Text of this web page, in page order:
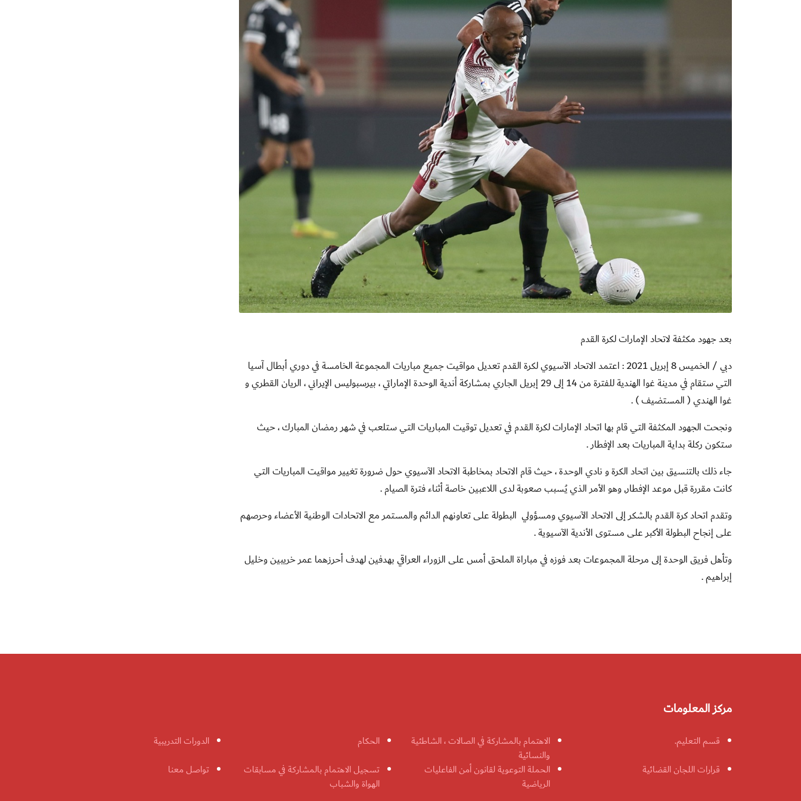
بعد جهود مكثفة لاتحاد الإمارات لكرة القدم
دبي / الخميس 8 إبريل 2021 :
اعتمد الاتحاد الآسيوي لكرة القدم تعديل مواقيت جميع مباريات المجموعة الخامسة في دوري أبطال آسيا
التي ستقام في مدينة غوا الهندية للفترة من 14 إلى 29 إبريل الجاري بمشاركة أندية الوحدة الإماراتي ، بيرسبوليس الإيراني ، الريان القطري و
غوا الهندي ( المستضيف ).
ونجحت الجهود المكثفة التي قام بها اتحاد الإمارات لكرة القدم في تعديل توقيت المباريات التي ستلعب في شهر رمضان المبارك ، حيث
ستكون ركلة بداية المباريات بعد الإفطار.
جاء ذلك بالتنسيق بين اتحاد الكرة و نادي الوحدة ، حيث قام الاتحاد بمخاطبة الاتحاد الآسيوي حول ضرورة تغيير مواقيت المباريات التي
كانت مقررة قبل موعد الإفطار, وهو الأمر الذي يُسبب صعوبة لدى اللاعبين خاصة أثناء فترة الصيام.
وتقدم اتحاد كرة القدم بالشكر إلى الاتحاد الآسيوي ومسؤولي البطولة على تعاونهم الدائم والمستمر مع الاتحادات الوطنية الأعضاء وحرصهم
على إنجاح البطولة الأكبر على مستوى الأندية الآسيوية.
وتأهل فريق الوحدة إلى مرحلة المجموعات بعد فوزه في مباراة الملحق أمس على الزوراء العراقي بهدفين لهدف أحرزهما عمر خريبين وخليل
إبراهيم.
مركز المعلومات
قسم التعليم.
الاهتمام بالمشاركة في الصالات ، الشاطئية
والنسائية
الحكام
الدورات التدريبية
قرارات اللجان القضائية
الحملة التوعوية لقانون أمن الفاعليات
الرياضية
تسجيل الاهتمام بالمشاركة في مسابقات
الهواة والشباب
تواصل معنا